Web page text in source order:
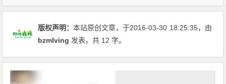
版权声明：本站原创文章，于2016-03-30 18:25:35，由
bzmlving 发表，共 12 字。